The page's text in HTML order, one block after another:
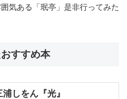
気ある「珉亭」是非行ってみた
すすめ本
しをん『光』